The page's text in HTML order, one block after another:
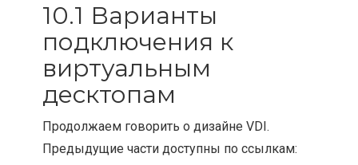
10.1 Варианты
подключения к
виртуальным
десктопам
Продолжаем говорить о дизайне VDI.
Предыдущие части доступны по ссылкам: